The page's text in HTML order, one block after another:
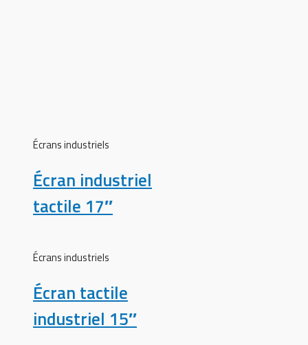
Écrans industriels
Écran industriel
tactile 17″
Écrans industriels
Écran tactile
industriel 15″